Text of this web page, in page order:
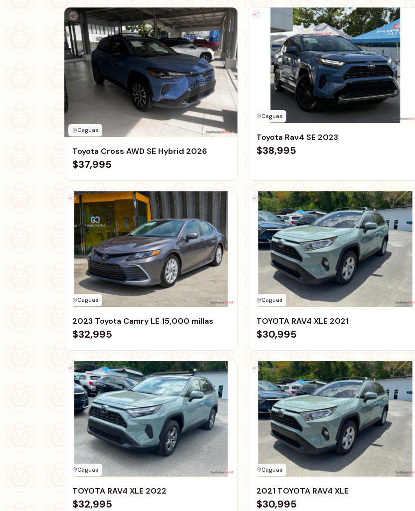
Caguas
Toyota Cross AWD SE Hybrid 2026
$37,995
Caguas
Toyota Rav4 SE 2023
$38,995
Caguas
2023 Toyota Camry LE 15,000 millas
$32,995
Caguas
TOYOTA RAV4 XLE 2021
$30,995
Caguas
TOYOTA RAV4 XLE 2022
$32,995
Caguas
2021 TOYOTA RAV4 XLE
$30,995